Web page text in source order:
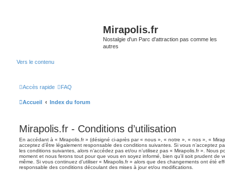
Mirapolis.fr
Nostalgie d'un Parc d'attraction pas comme les
autres
Vers le contenu
Accès rapide FAQ
Accueil Index du forum
Mirapolis.fr - Conditions d’utilisation
En accédant à « Mirapolis.fr » (désigné ci-après par « nous », « notre », « nos », «
acceptez d’être légalement responsable des conditions suivantes. Si vous n’acceptez
les conditions suivantes, alors n’accédez pas et/ou n’utilisez pas « Mirapolis.fr ». Nous
moment et nous ferons tout pour que vous en soyez informé, bien qu’il soit prudent de
même. Si vous continuez d’utiliser « Mirapolis.fr » alors que des changements ont été
responsable des conditions découlant des mises à jour et/ou modifications.